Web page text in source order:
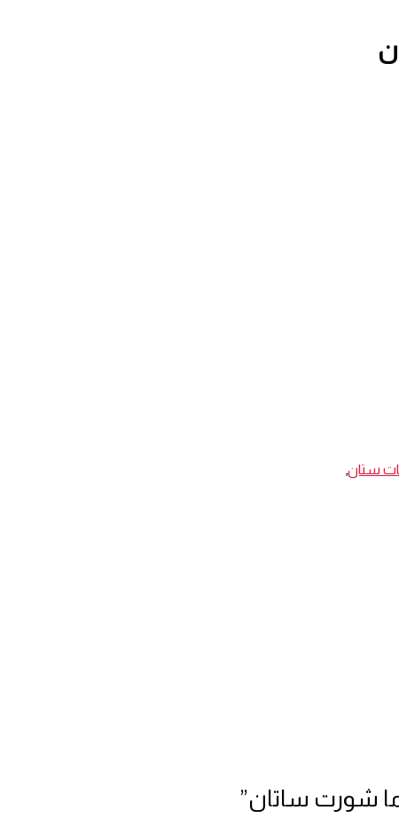
ستان,
شورت ساتان”